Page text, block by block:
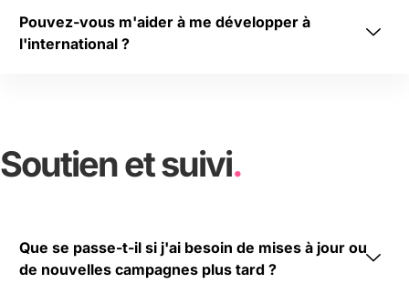
Pouvez-vous m'aider à me développer à
l'international ?
Soutien et suivi.
Que se passe-t-il si j'ai besoin de mises à jour ou
de nouvelles campagnes plus tard ?